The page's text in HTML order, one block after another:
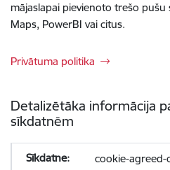
mājaslapai pievienoto trešo
Maps, PowerBI vai citus.
Privātuma politika
Detalizētāka informācija
sīkdatnēm
cookie-agreed-